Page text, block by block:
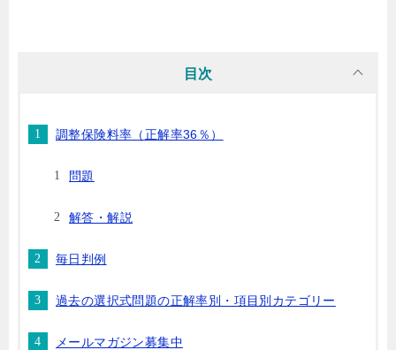
目次
調整保険料率（正解率36％）
問題
解答・解説
毎日判例
過去の選択式問題の正解率別・項目別カテゴリー
メールマガジン募集中